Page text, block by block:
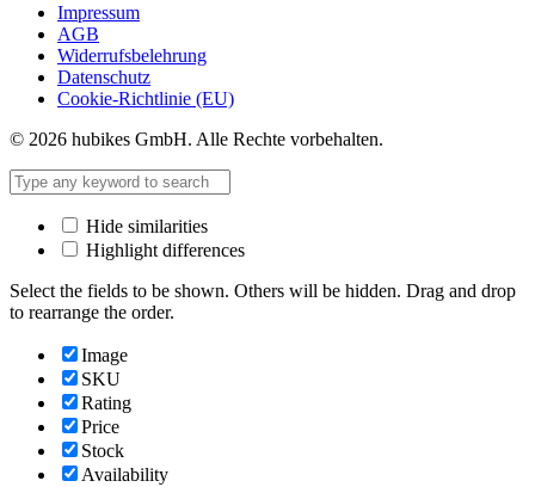
Impressum
AGB
Widerrufsbelehrung
Datenschutz
Cookie-Richtlinie (EU)
© 2026 hubikes GmbH. Alle Rechte vorbehalten.
Hide similarities
Highlight differences
Select the fields to be shown. Others will be hidden. Drag and drop
to rearrange the order.
Image
SKU
Rating
Price
Stock
Availability